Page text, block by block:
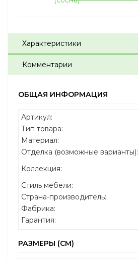
Характеристики
Комментарии
ОБЩАЯ ИНФОРМАЦИЯ
Артикул:
Тип товара:
Материал:
Отделка (возможные варианты):
Коллекция:
Стиль мебели:
Страна-производитель:
Фабрика:
Гарантия:
РАЗМЕРЫ (СМ)